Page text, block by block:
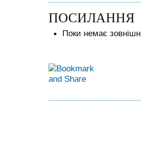
ПОСИЛАННЯ
Поки немає